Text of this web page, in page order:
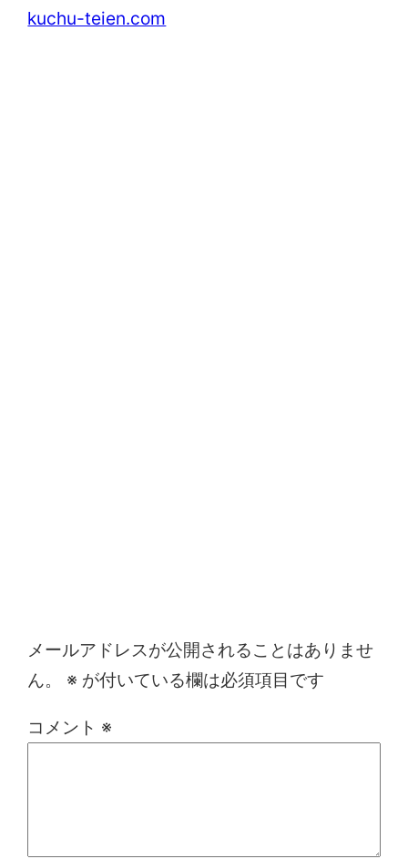
kuchu-teien.com
メールアドレスが公開されることはありませ
ん。
※ が付いている欄は必須項目です
コメント ※